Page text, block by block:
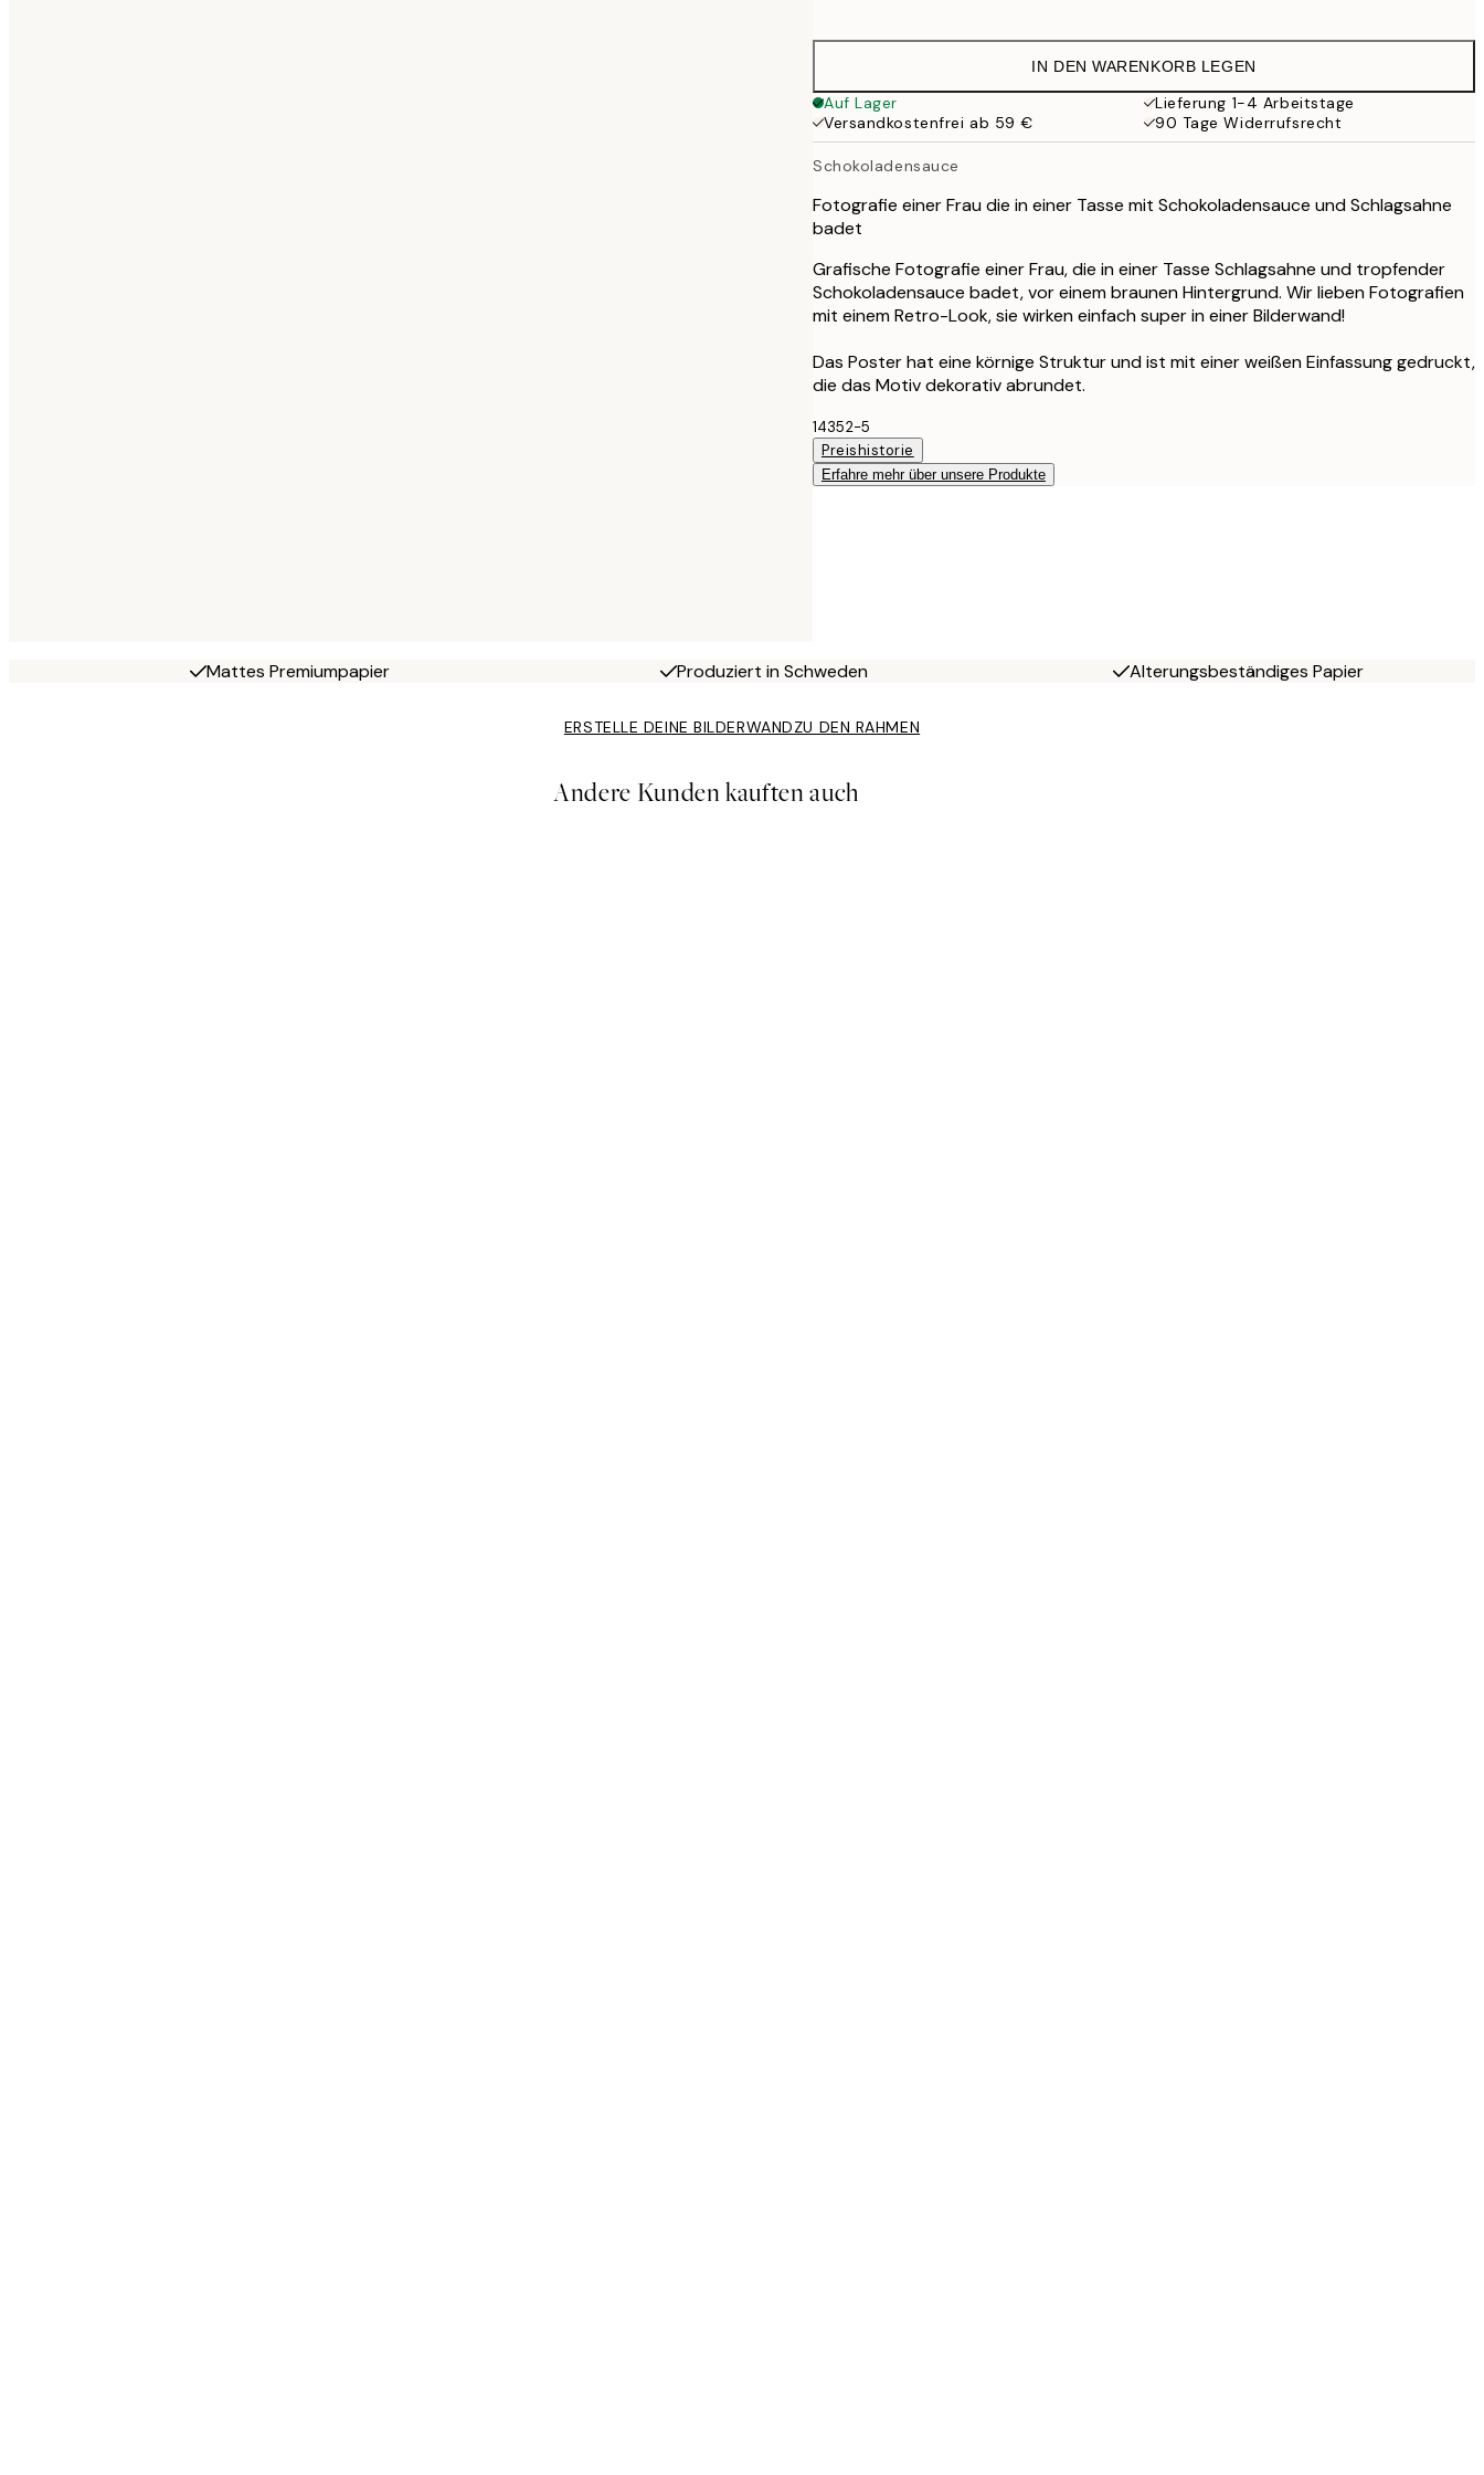
35,95 €
IN DEN WARENKORB LEGEN
Auf Lager
Lieferung 1-4 Arbeitstage
Versandkostenfrei ab 59 €
90 Tage Widerrufsrecht
Schokoladensauce
Fotografie einer Frau die in einer Tasse mit Schokoladensauce und Schlagsahne
badet
Grafische Fotografie einer Frau, die in einer Tasse Schlagsahne und tropfender
Schokoladensauce badet, vor einem braunen Hintergrund. Wir lieben Fotografien
mit einem Retro-Look, sie wirken einfach super in einer Bilderwand!
Das Poster hat eine körnige Struktur und ist mit einer weißen Einfassung gedruckt,
die das Motiv dekorativ abrundet.
14352-5
Preishistorie
Erfahre mehr über unsere Produkte
Mattes Premiumpapier Produziert in Schweden Alterungsbeständiges Papier
ERSTELLE DEINE BILDERWANDZU DEN RAHMEN
Andere Kunden kauften auch